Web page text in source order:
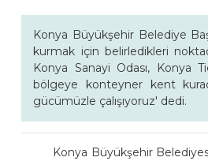
Konya Büyükşehir Belediye
kurmak için belirledikleri
Konya Sanayi Odası, Konya
bölgeye konteyner kent
gücümüzle çalışıyoruz' dedi.
Konya Büyükşehir